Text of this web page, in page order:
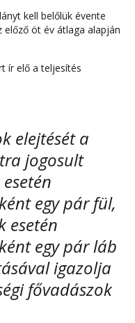
kell belőlük évente
öt év átlaga alapján
ír elő a teljesítés
elejtését a
jogosult
egy pár fül,
esetén
egy pár láb
igazolja
fővadászok